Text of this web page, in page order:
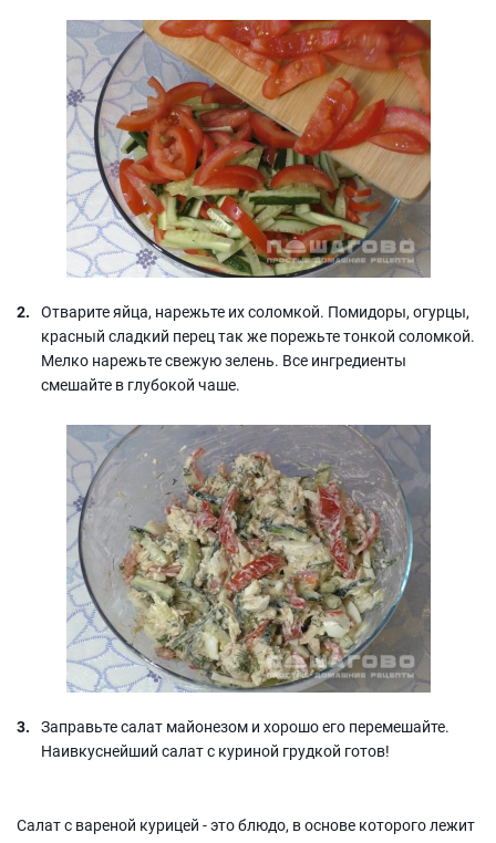
Отварите яйца, нарежьте их соломкой. Помидоры, огурцы,
красный сладкий перец так же порежьте тонкой соломкой.
Мелко нарежьте свежую зелень. Все ингредиенты
смешайте в глубокой чаше.
Заправьте салат майонезом и хорошо его перемешайте.
Наивкуснейший салат с куриной грудкой готов!
Салат с вареной курицей - это блюдо, в основе которого лежит